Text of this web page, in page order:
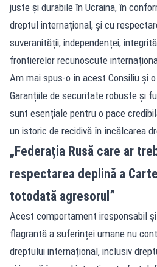
juste și durabile în Ucraina, în
dreptul internațional, și cu
suveranității, independenței,
frontierelor recunoscute
Am mai spus-o în acest Consiliu și
Garanțiile de securitate robuste și
sunt esențiale pentru o pace
un istoric de recidivă în încălcarea
„Federația Rusă care ar
respectarea deplină a
totodată agresorul”
Acest comportament iresponsabil
flagrantă a suferinței umane nu
dreptului internațional, inclusiv